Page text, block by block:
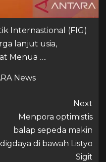
Internastional (FIG)
lanjut usia,
Menua ….
News
Next
Menpora optimistis
balap sepeda makin
digdaya di bawah Listyo
Sigit